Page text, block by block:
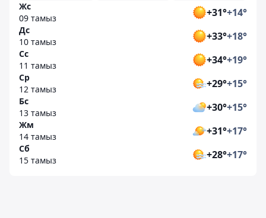
Жс
09 тамыз
+31°+14°
Дс
10 тамыз
+33°+18°
Сс
11 тамыз
+34°+19°
Ср
12 тамыз
+29°+15°
Бс
13 тамыз
+30°+15°
Жм
14 тамыз
+31°+17°
Сб
15 тамыз
+28°+17°